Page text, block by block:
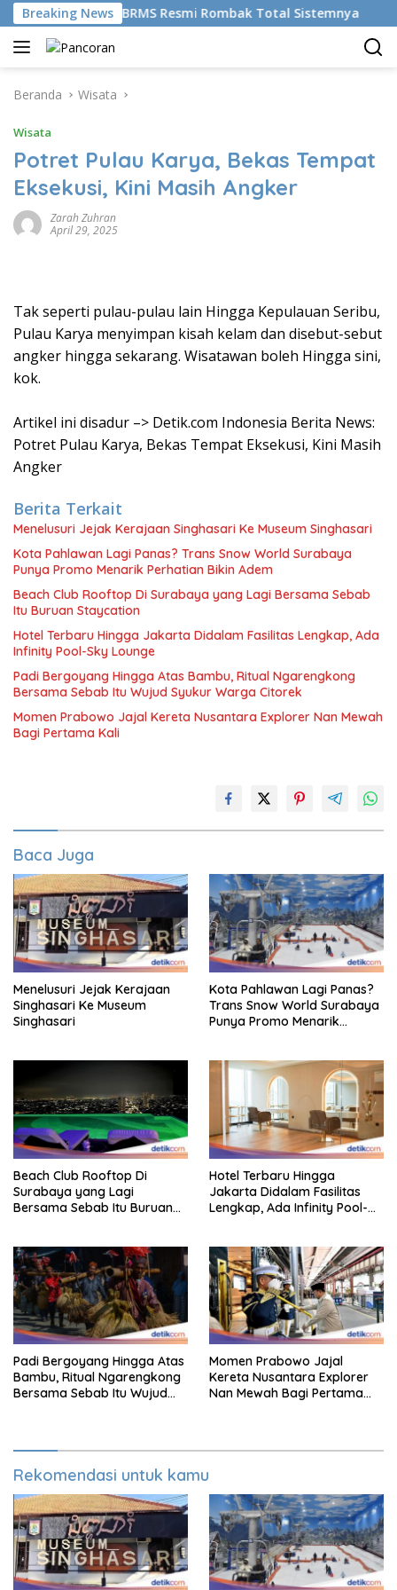
Langsung
ke
konten
Breaking NewsAI, BRMS Resmi Rombak Total Sistemnya
Beranda Wisata
Wisata
Potret Pulau Karya, Bekas Tempat
Eksekusi, Kini Masih Angker
Zarah Zuhran
April 29, 2025
Tak seperti pulau-pulau lain Hingga Kepulauan Seribu,
Pulau Karya menyimpan kisah kelam dan disebut-sebut
angker hingga sekarang. Wisatawan boleh Hingga sini,
kok.
Artikel ini disadur –> Detik.com Indonesia Berita News:
Potret Pulau Karya, Bekas Tempat Eksekusi, Kini Masih
Angker
Berita Terkait
Menelusuri Jejak Kerajaan Singhasari Ke Museum Singhasari
Kota Pahlawan Lagi Panas? Trans Snow World Surabaya
Punya Promo Menarik Perhatian Bikin Adem
Beach Club Rooftop Di Surabaya yang Lagi Bersama Sebab
Itu Buruan Staycation
Hotel Terbaru Hingga Jakarta Didalam Fasilitas Lengkap, Ada
Infinity Pool-Sky Lounge
Padi Bergoyang Hingga Atas Bambu, Ritual Ngarengkong
Bersama Sebab Itu Wujud Syukur Warga Citorek
Momen Prabowo Jajal Kereta Nusantara Explorer Nan Mewah
Bagi Pertama Kali
Baca Juga
Menelusuri Jejak Kerajaan
Singhasari Ke Museum
Singhasari
Kota Pahlawan Lagi Panas?
Trans Snow World Surabaya
Punya Promo Menarik
Beach Club Rooftop Di
Surabaya yang Lagi
Bersama Sebab Itu Buruan
Hotel Terbaru Hingga
Jakarta Didalam Fasilitas
Lengkap, Ada Infinity Pool-
Padi Bergoyang Hingga Atas
Bambu, Ritual Ngarengkong
Bersama Sebab Itu Wujud
Momen Prabowo Jajal
Kereta Nusantara Explorer
Nan Mewah Bagi Pertama
Rekomendasi untuk kamu